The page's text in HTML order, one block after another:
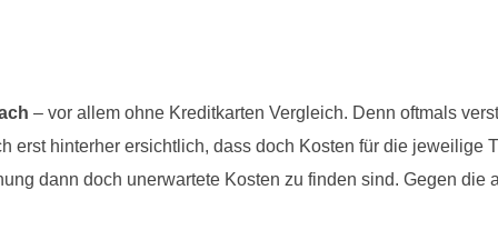
– vor allem ohne Kreditkarten Vergleich. Denn oftmals
erst hinterher ersichtlich, dass doch Kosten für die jeweilige
dann doch unerwartete Kosten zu finden sind. Gegen